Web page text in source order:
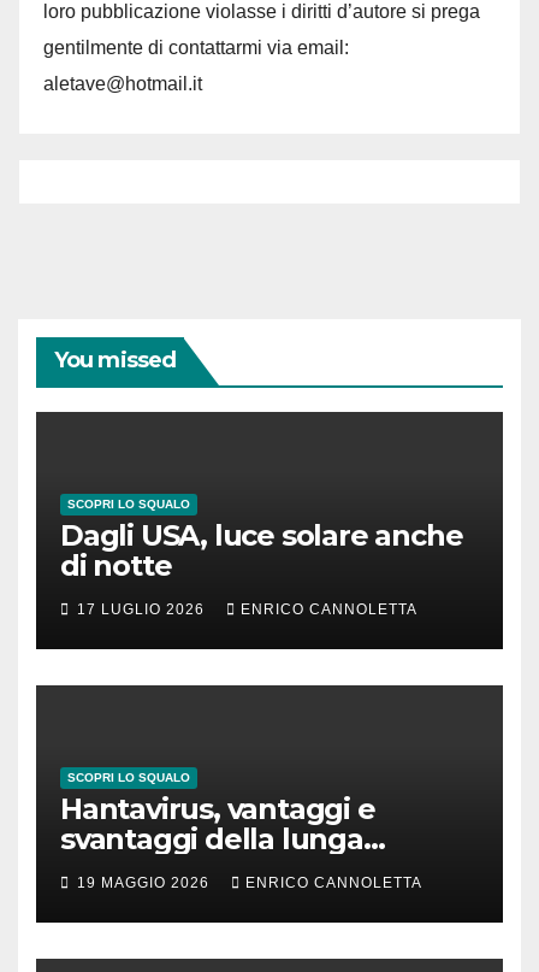
loro pubblicazione violasse i diritti d’autore si prega
gentilmente di contattarmi via email:
aletave@hotmail.it
You missed
SCOPRI LO SQUALO
Dagli USA, luce solare anche
di notte
17 LUGLIO 2026 ENRICO CANNOLETTA
SCOPRI LO SQUALO
Hantavirus, vantaggi e
svantaggi della lunga
incubazione
19 MAGGIO 2026 ENRICO CANNOLETTA